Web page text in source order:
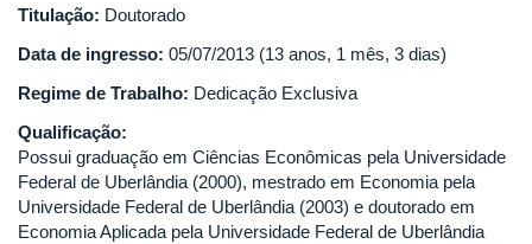
Titulação: Doutorado
Data de ingresso: 05/07/2013 (13 anos, 1 mês, 3 dias)
Regime de Trabalho: Dedicação Exclusiva
Qualificação:
Possui graduação em Ciências Econômicas pela Universidade
Federal de Uberlândia (2000), mestrado em Economia pela
Universidade Federal de Uberlândia (2003) e doutorado em
Economia Aplicada pela Universidade Federal de Uberlândia